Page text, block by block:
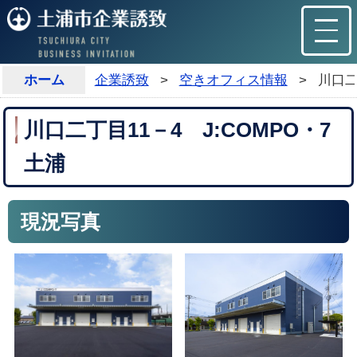
ホーム 企業誘致 > 空きオフィス情報 > 川口
川口二丁目11－4 J:COMPO・7
土浦
現況写真